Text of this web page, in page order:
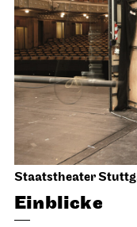
Staatstheater
Einblicke